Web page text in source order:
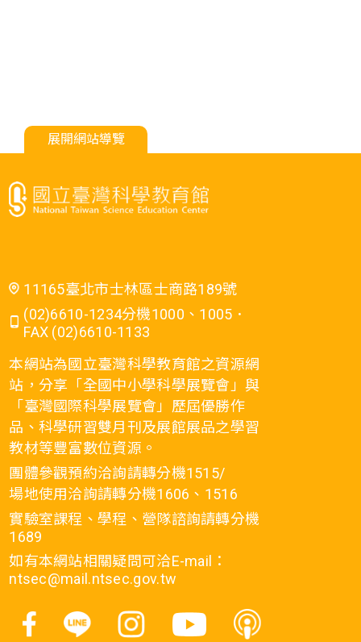
展開網站導覽
11165臺北市士林區士商路189號
(02)6610-1234分機1000、1005．
FAX (02)6610-1133
本網站為國立臺灣科學教育館之資源網
站，分享「全國中小學科學展覽會」與
「臺灣國際科學展覽會」歷屆優勝作
品、科學研習雙月刊及展館展品之學習
教材等豐富數位資源。
團體參觀預約洽詢請轉分機1515/
場地使用洽詢請轉分機1606、1516
實驗室課程、學程、營隊諮詢請轉分機
1689
如有本網站相關疑問可洽E-mail：
ntsec@mail.ntsec.gov.tw